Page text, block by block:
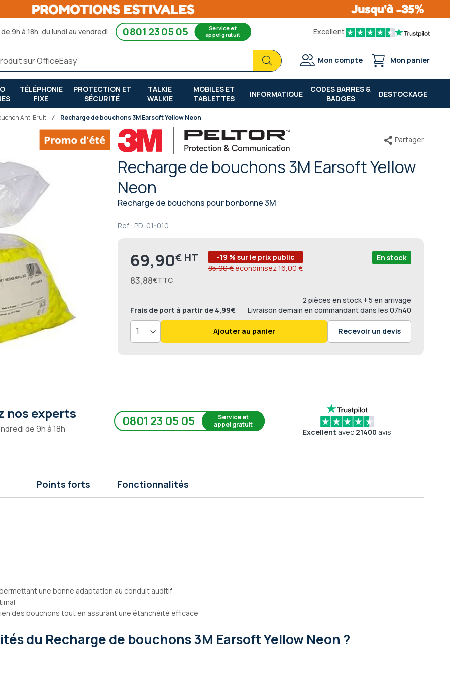
9h à 18h, du lundi au vendredi 0801 23 05 05 Service et
appel gratuit Excellent
Chercher
Chercher
Mon compte Mon panier
TÉLÉPHONIE
FIXE
PROTECTION ET
SÉCURITÉ
TALKIE
WALKIE
MOBILES ET
TABLETTES
INFORMATIQUE
CODES BARRES &
BADGES
DESTOCKAGE
Anti Bruit Recharge de bouchons 3M Earsoft Yellow Neon
Recharge de bouchons 3M Earsoft Yellow
Neon
Recharge de bouchons pour bonbonne 3M
Ref : PD-01-010
Partager
Prix
69,90€
83,88€
-19 % sur le prix public
85,90 € économisez16,00 €
2 pièces en stock + 5 en arrivage
En stock
Livraison demain en commandant dans les 07h40
Frais de port à partir de 4,99€
Ajouter au panier Recevoir un devis
nos experts
de 9h à 18h 0801 23 05 05
Service et
appel gratuit
Excellent avec 21400 avis
Points forts Fonctionnalités
une bonne adaptation au conduit auditif
des bouchons tout en assurant une étanchéité efficace
du Recharge de bouchons 3M Earsoft Yellow Neon ?